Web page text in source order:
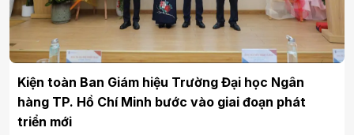
Kiện toàn Ban Giám hiệu Trường Đại học Ngân
hàng TP. Hồ Chí Minh bước vào giai đoạn phát
triển mới